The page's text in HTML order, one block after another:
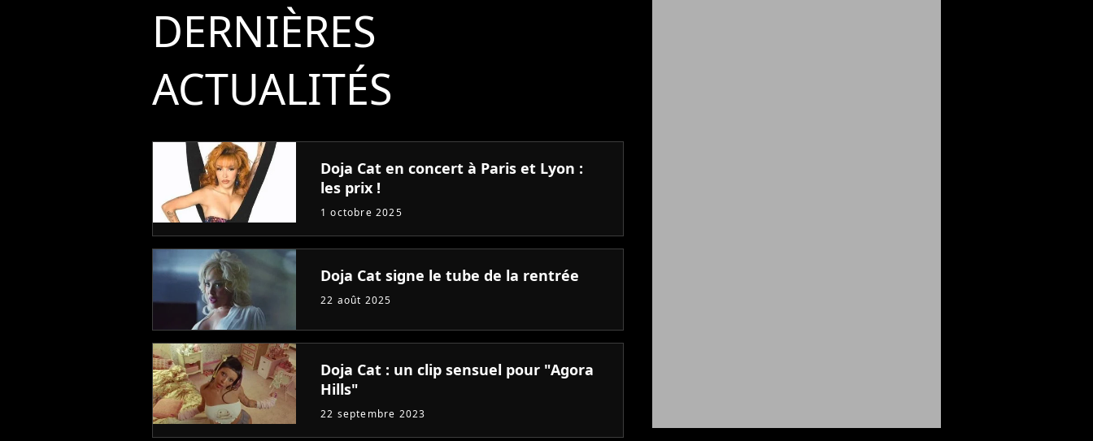
DERNIÈRES
ACTUALITÉS
Doja Cat en concert à Paris et Lyon :
les prix !
1 octobre 2025
Doja Cat signe le tube de la rentrée
22 août 2025
Doja Cat : un clip sensuel pour "Agora
Hills"
22 septembre 2023